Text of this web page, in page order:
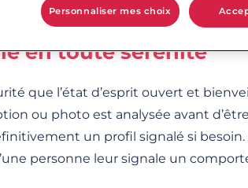
en toute sérénité
que l’état d’esprit ouvert et
ou photo est analysée avant
un profil signalé si
personne leur signale un
Personnaliser mes choix